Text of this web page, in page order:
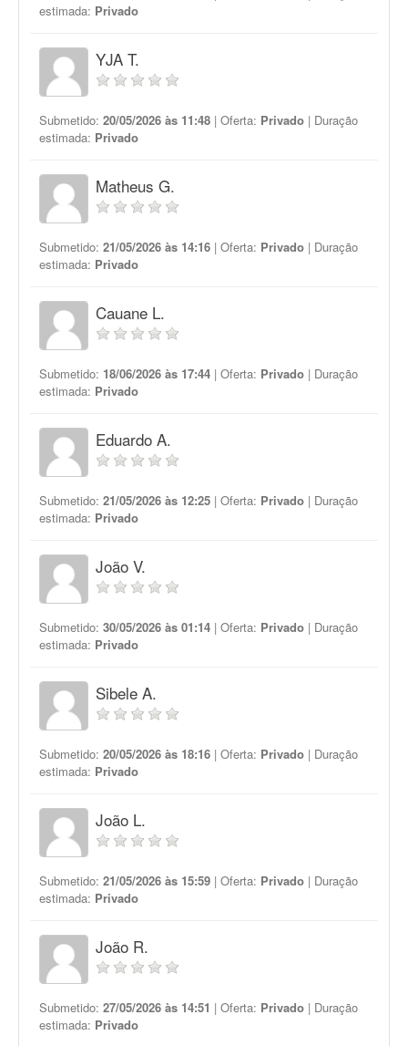
estimada: Privado
YJA T.
Submetido: 20/05/2026 às 11:48 | Oferta: Privado | Duração
estimada: Privado
Matheus G.
Submetido: 21/05/2026 às 14:16 | Oferta: Privado | Duração
estimada: Privado
Cauane L.
Submetido: 18/06/2026 às 17:44 | Oferta: Privado | Duração
estimada: Privado
Eduardo A.
Submetido: 21/05/2026 às 12:25 | Oferta: Privado | Duração
estimada: Privado
João V.
Submetido: 30/05/2026 às 01:14 | Oferta: Privado | Duração
estimada: Privado
Sibele A.
Submetido: 20/05/2026 às 18:16 | Oferta: Privado | Duração
estimada: Privado
João L.
Submetido: 21/05/2026 às 15:59 | Oferta: Privado | Duração
estimada: Privado
João R.
Submetido: 27/05/2026 às 14:51 | Oferta: Privado | Duração
estimada: Privado